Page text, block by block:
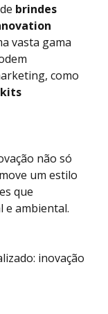
brindes
vasta gama
como
kits
não só
um estilo
que
e ambiental.
inovação